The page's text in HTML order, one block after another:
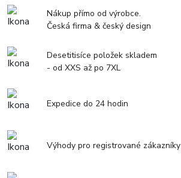
Nákup přímo od výrobce.
Česká firma & český design
Desetitisíce položek skladem
- od XXS až po 7XL
Expedice do 24 hodin
Výhody pro registrované zákazníky